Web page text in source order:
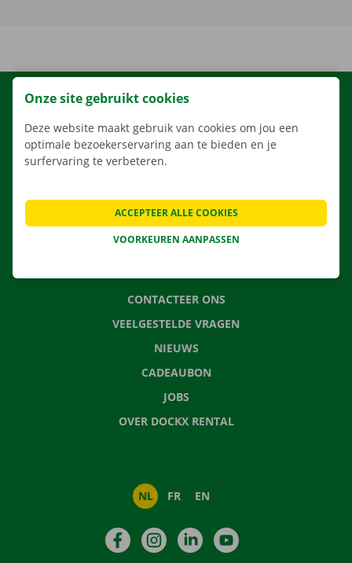
HUREN
ONS AANBOD
ONZE DIENSTEN
APP
VERHUISOPLOSSINGEN
CONTACTEER ONS
VEELGESTELDE VRAGEN
NIEUWS
CADEAUBON
JOBS
OVER DOCKX RENTAL
NL FR EN
FacebookInstagramLinkedIn
Onze site gebruikt cookies
Deze website maakt gebruik van cookies om jou een
optimale bezoekerservaring aan te bieden en je
surfervaring te verbeteren.
VOORKEUREN AANPASSEN
ACCEPTEER ALLE COOKIES